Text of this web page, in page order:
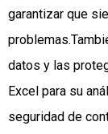
garantizar que
datos y las
Excel para su
seguridad de